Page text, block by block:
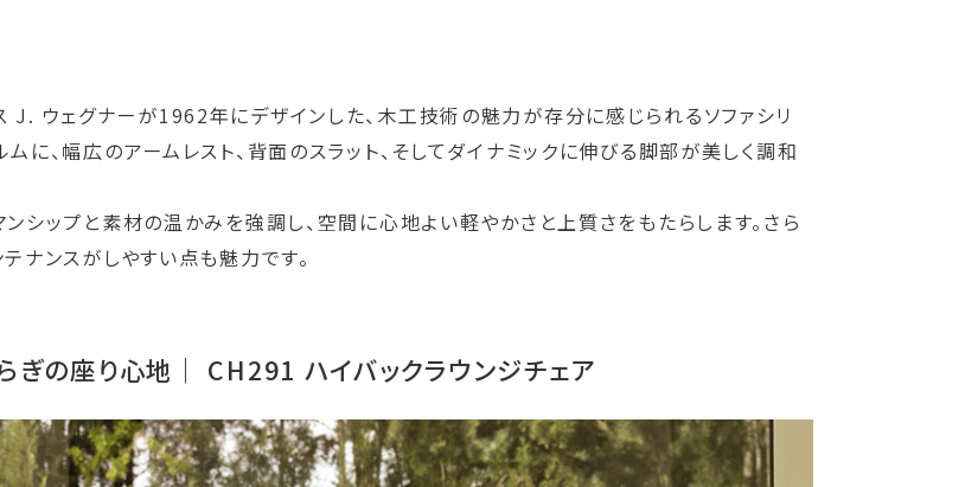
J. ウェグナーが1962年にデザインした、木工技術の魅力が存分に感じられるソファシリ
に、幅広のアームレスト、背面のスラット、そしてダイナミックに伸びる脚部が美しく調和
シップと素材の温かみを強調し、空間に心地よい軽やかさと上質さをもたらします。さら
ナンスがしやすい点も魅力です。
ぎの座り心地｜ CH291 ハイバックラウンジチェア